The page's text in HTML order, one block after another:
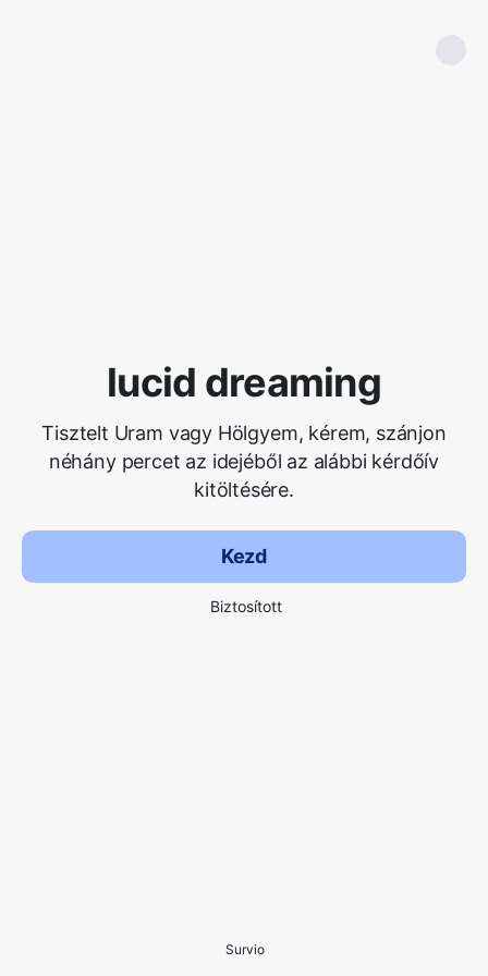
lucid dreaming
Tisztelt Uram vagy Hölgyem, kérem, szánjon
néhány percet az idejéből az alábbi kérdőív
kitöltésére.
Kezd
Biztosított
Survio